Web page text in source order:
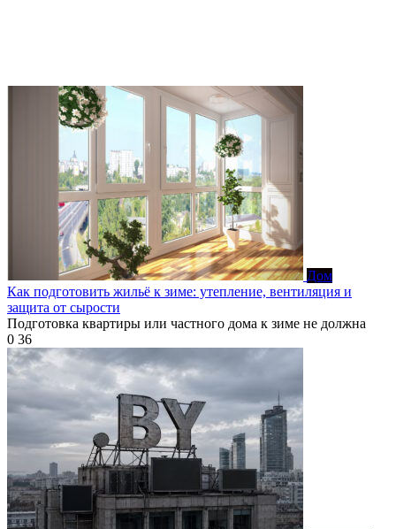
Дом
Как подготовить жильё к зиме: утепление, вентиляция и
защита от сырости
Подготовка квартиры или частного дома к зиме не должна
0 36